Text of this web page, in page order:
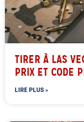
TIRER À LAS
PRIX ET CODE
LIRE PLUS »